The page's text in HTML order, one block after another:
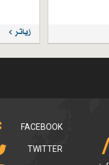
زیاتر
FACEBOOK
TWITTER